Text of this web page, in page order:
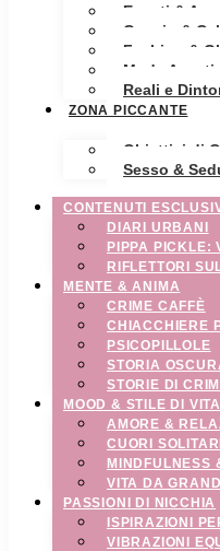
Eventi &
Gossip &
Fashion &
Moda Avanti
Reali e
ZONA PICCANTE
Obiettivi di
Sesso &
CONTENUTI
DIARI URBANI
PIPPA PICKLE:
RIFLETTORI
MENTE & ANIMA
CRIME CAFFÈ
CHIACCHIERE
PSICOPILLOLE
STORIA
STORIE DI
MOOD & STILE DI VITA
AMORE &
CUORI
MINDFULNESS
VITA DA
PASSIONI DI NICCHIA
ISPIRAZIONI
VIBRAZIONI